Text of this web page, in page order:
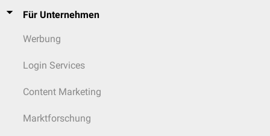
Für Unternehmen
Werbung
Login Services
Content Marketing
Marktforschung